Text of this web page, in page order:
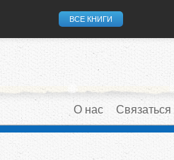
ВСЕ КНИГИ
О нас